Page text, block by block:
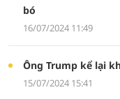
bó
16/07/2024 11:49
Ông Trump kể lại
15/07/2024 15:41